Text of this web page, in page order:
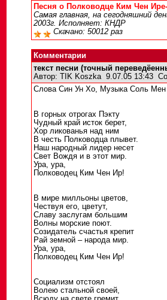
Песня о Полководце Ким Чен
Самая главная, на сегодняшний
2003г. Исполняет: КНДР
Скачано: 50012 раз
Комментарии
текст песни (точный
Автор:
TIK Koszka9.07.05 13:43
Слова Син Ун Хо, Музыка Соль Мен
В горных отрогах Пэкту
Чудный край исток берет,
Хор ликованья над ним
В честь Полководца плывет.
Наш народный лидер несет
Свет Вождя и в этот мир.
Ура, ура,
Полководец Ким Чен Ир!
В мире милльоны цветов,
Чествуя его, цветут,
Славу заслугам большим
Волны морские поют.
Созидатель счастья крепит
Рай земной – народа мир.
Ура, ура,
Полководец Ким Чен Ир!
Социализм отстоял
Волею стальной своей,